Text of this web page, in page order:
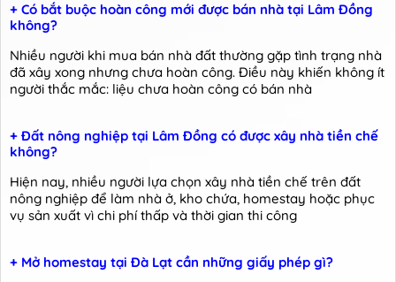
+ Có bắt buộc hoàn công mới được bán nhà tại Lâm Đồng
không?
Nhiều người khi mua bán nhà đất thường gặp tình trạng nhà
đã xây xong nhưng chưa hoàn công. Điều này khiến không ít
người thắc mắc: liệu chưa hoàn công có bán nhà
+ Đất nông nghiệp tại Lâm Đồng có được xây nhà tiền chế
không?
Hiện nay, nhiều người lựa chọn xây nhà tiền chế trên đất
nông nghiệp để làm nhà ở, kho chứa, homestay hoặc phục
vụ sản xuất vì chi phí thấp và thời gian thi công
+ Mở homestay tại Đà Lạt cần những giấy phép gì?